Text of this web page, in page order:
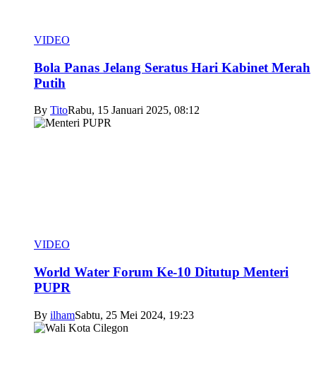
VIDEO
Bola Panas Jelang Seratus Hari Kabinet Merah
Putih
By TitoRabu, 15 Januari 2025, 08:12
VIDEO
World Water Forum Ke-10 Ditutup Menteri
PUPR
By ilhamSabtu, 25 Mei 2024, 19:23